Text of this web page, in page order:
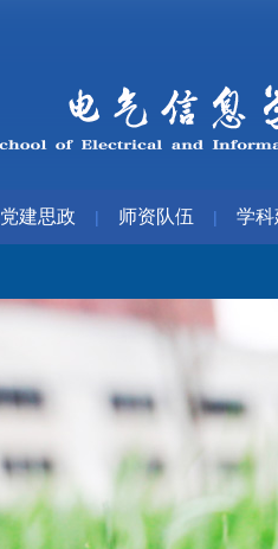
党建思政 | 师资队伍 | 学